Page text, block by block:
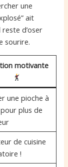
une
ait
reste d’oser
sourire.
motivante
une pioche à
plus de
de cuisine
!